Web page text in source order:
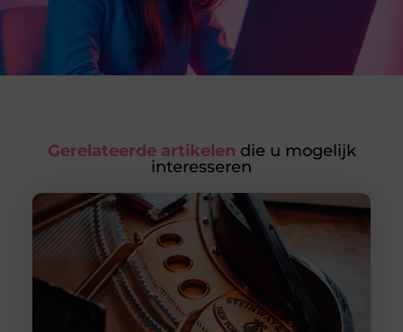
Gerelateerde artikelen die u mogelijk
interesseren